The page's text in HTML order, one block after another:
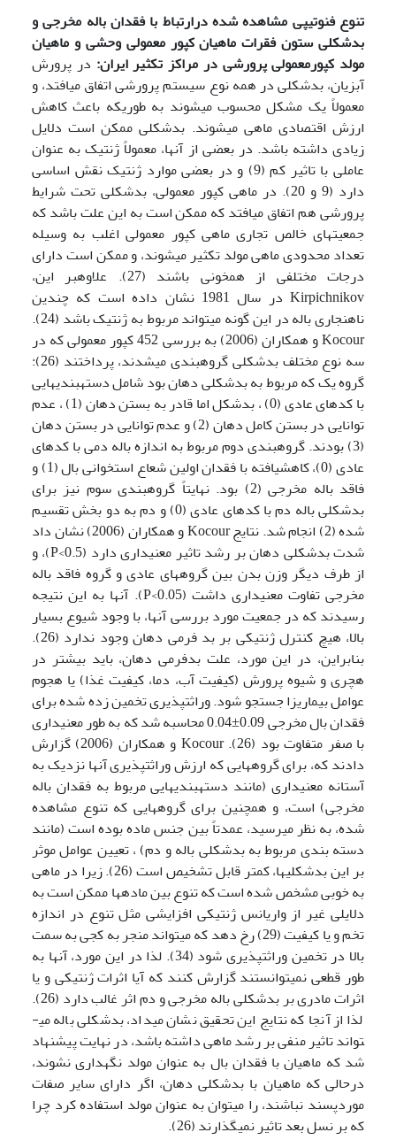
تنوع فنوتیپی مشاهده شده درارتباط با فقدان باله مخرجی و
بدشکلی ستون فقرات ماهیان کپور معمولی وحشی و ماهیان
مولد کپورمعمولی پرورشی در مراکز تکثیر ایران: در پرورش
آبزیان، بدشکلی در همه نوع سیستم پرورشی اتفاق می­افتد، و
معمولاً یک مشکل محسوب می­شوند به طوری­که باعث کاهش
ارزش اقتصادی ماهی می­شوند. بدشکلی ممکن است دلایل
زیادی داشته باشد. در بعضی از آنها، معمولاً ژنتیک به عنوان
عاملی با تاثیر کم (9) و در بعضی موارد ژنتیک نقش اساسی
دارد (9 و 20). در ماهی کپور معمولی، بدشکلی تحت شرایط
پرورشی هم اتفاق می­افتد که ممکن است به این علت باشد که
جمعیت­های خالص تجاری ماهی کپور معمولی اغلب به وسیله
تعداد محدودی ماهی مولد تکثیر می­شوند، و ممکن است دارای
درجات مختلفی از همخونی باشند (27). علاوه­بر این،
Kirpichnikov در سال 1981 نشان داده است که چندین
ناهنجاری باله در این گونه می­تواند مربوط به ژنتیک باشد (24).
Kocour و همکاران (2006) به بررسی 452 کپور معمولی که در
سه نوع مختلف بدشکلی گروه­بندی می­شدند، پرداختند (26):
گروه یک که مربوط به بدشکلی دهان بود شامل دسته­بندی­هایی
با کدهای عادی (0) ، بدشکل اما قادر به بستن دهان (1) ، عدم
توانایی در بستن کامل دهان (2) و عدم توانایی در بستن دهان
(3) بودند. گروه­بندی دوم مربوط به اندازه باله دمی با کدهای
عادی (0)، کاهش­یافته با فقدان اولین شعاع استخوانی بال (1) و
فاقد باله مخرجی (2) بود. نهایتاً گروه­بندی سوم نیز برای
بدشکلی باله دم با کدهای عادی (0) و دم به دو بخش تقسیم
شده (2) انجام شد. نتایج Kocour و همکاران (2006) نشان داد
شدت بدشکلی دهان بر رشد تاثیر معنی­داری دارد (P<0.5)، و
از طرف دیگر وزن بدن بین گروه­های عادی و گروه فاقد باله
مخرجی تفاوت معنی­داری داشت (P<0.05). آنها به این نتیجه
رسیدند که در جمعیت مورد بررسی آنها، با وجود شیوع بسیار
بالا، هیچ کنترل ژنتیکی بر بد فرمی دهان وجود ندارد (26).
بنابراین، در این مورد، علت بدفرمی دهان، باید بیشتر در
هچری و شیوه پرورش (کیفیت آب، دما، کیفیت غذا) یا هجوم
عوامل بیماری­زا جستجو شود. وراثت­پذیری تخمین زده شده برای
فقدان بال مخرجی 0.09±0.04 محاسبه شد که به طور معنی­داری
با صفر متفاوت بود (26). Kocour و همکاران (2006) گزارش
دادند که، برای گروه­هایی که ارزش وراثت­پذیری آنها نزدیک به
آستانه معنی­داری (مانند دسته­بندی­هایی مربوط به فقدان باله
مخرجی) است، و همچنین برای گروه­هایی که تنوع مشاهده
شده، به نظر می­رسید، عمدتاً بین جنس ماده بوده است (مانند
دسته بندی مربوط به بدشکلی باله و دم) ، تعیین عوامل موثر
بر این بدشکلی­ها، کمتر قابل تشخیص است (26). زیرا در ماهی
به خوبی مشخص شده است که تنوع بین ماده­ها ممکن است به
دلایلی غیر از واریانس ژنتیکی افزایشی مثل تنوع در اندازه
تخم و یا کیفیت (29) رخ دهد که می­تواند منجر به کجی به سمت
بالا در تخمین وراثت­پذیری شود (34). لذا در این مورد، آنها به
طور قطعی نمی­توانستند ­گزارش کنند که آیا اثرات ژنتیکی و یا
اثرات مادری بر بدشکلی باله مخرجی و دم اثر غالب دارد (26).
لذا از آنجا که نتایج این تحقیق نشان می­داد، بدشکلی باله می­
تواند تاثیر منفی بر رشد ماهی داشته باشد، در نهایت پیشنهاد
شد که ماهیان با فقدان بال به عنوان مولد نگهداری نشوند،
درحالی که ماهیان با بدشکلی دهان، اگر دارای سایر صفات
موردپسند نباشند، را می­توان به عنوان مولد استفاده کرد چرا
که بر نسل بعد تاثیر نمی­گذارند (26).